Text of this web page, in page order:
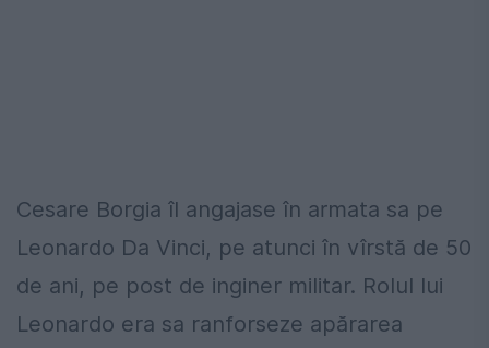
Cesare Borgia îl angajase în armata sa pe
Leonardo Da Vinci, pe atunci în vîrstă de 50
de ani, pe post de inginer militar. Rolul lui
Leonardo era sa ranforseze apărarea